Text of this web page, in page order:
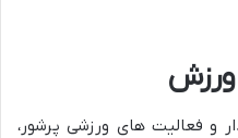
و فعالیت های ورزشی پرشور،